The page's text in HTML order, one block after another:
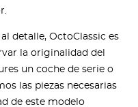
detalle, OctoClassic es
la originalidad del
un coche de serie o
las piezas necesarias
de este modelo